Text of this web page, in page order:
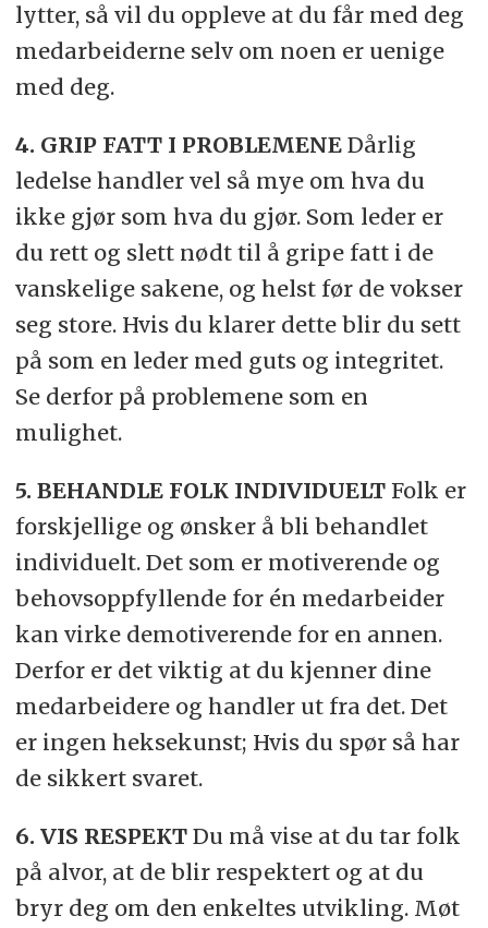
lytter, så vil du oppleve at du får med deg
medarbeiderne selv om noen er uenige
med deg.
4. GRIP FATT I PROBLEMENEDårlig
ledelse handler vel så mye om hva du
ikke gjør som hva du gjør. Som leder er
du rett og slett nødt til å gripe fatt i de
vanskelige sakene, og helst før de vokser
seg store. Hvis du klarer dette blir du sett
på som en leder med guts og integritet.
Se derfor på problemene som en
mulighet.
5. BEHANDLE FOLK INDIVIDUELTFolk er
forskjellige og ønsker å bli behandlet
individuelt. Det som er motiverende og
behovsoppfyllende for én medarbeider
kan virke demotiverende for en annen.
Derfor er det viktig at du kjenner dine
medarbeidere og handler ut fra det. Det
er ingen heksekunst; Hvis du spør så har
de sikkert svaret.
6. VIS RESPEKTDu må vise at du tar folk
på alvor, at de blir respektert og at du
bryr deg om den enkeltes utvikling. Møt